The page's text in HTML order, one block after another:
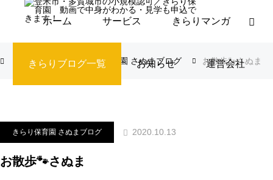
ホーム サービス きらりマンガ
きらりブログ一覧 お知らせ 運営会社
ブログ きらり保育園 さぬまブログ お散歩🐾さぬま
きらり保育園 さぬまブログ 2020.10.13
お散歩🐾さぬま